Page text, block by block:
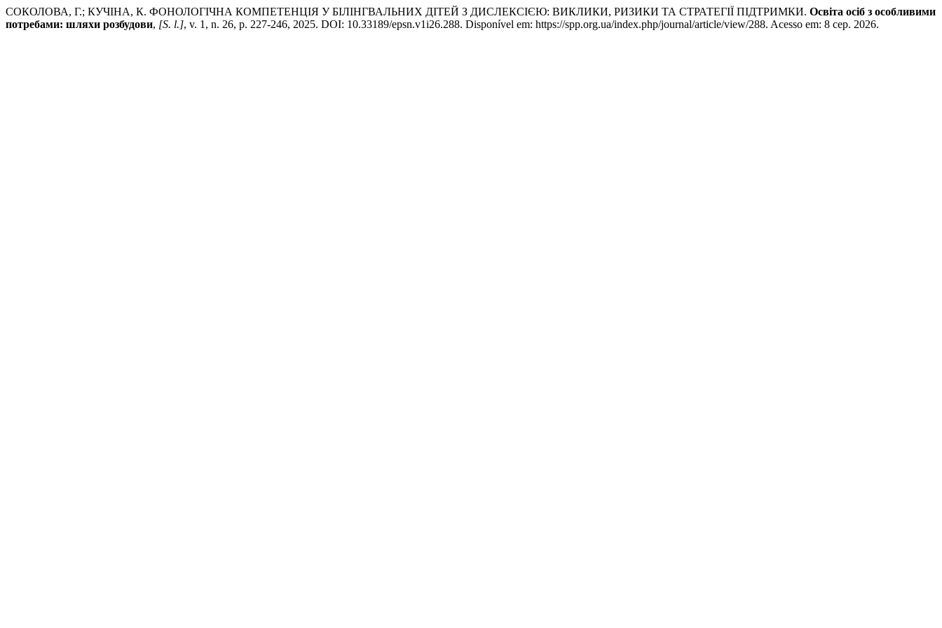
СОКОЛОВА, Г.; КУЧІНА, К. ФОНОЛОГІЧНА КОМПЕТЕНЦІЯ У БІЛІНГВАЛЬНИХ ДІТЕЙ З ДИСЛЕКСІЄЮ: ВИКЛИКИ, РИЗИКИ ТА СТРАТЕГІЇ ПІДТРИМКИ. Освіта осіб з особливими
потребами: шляхи розбудови, [S. l.], v. 1, n. 26, p. 227-246, 2025. DOI: 10.33189/epsn.v1i26.288. Disponível em: https://spp.org.ua/index.php/journal/article/view/288. Acesso em: 8 сер. 2026.